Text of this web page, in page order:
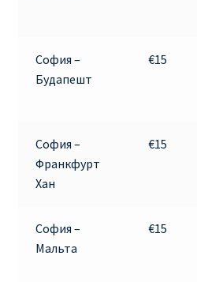
Акции RYANAIR из Каунаса
Барселона
БИЛЕТЫ RYANAIR | ПОИСК
БИЛЕТЫ RYANAIR НА
София –
Будапешт
€15
София –
Франкфурт
Хан
€15
София –
Мальта
€15